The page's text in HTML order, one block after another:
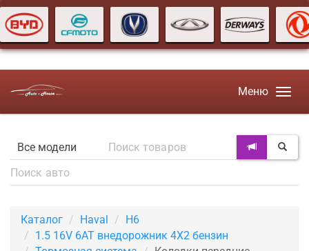
Меню
Каталог Haval
H6
1.5 16V 6AT внедорожник 4X2 бензин